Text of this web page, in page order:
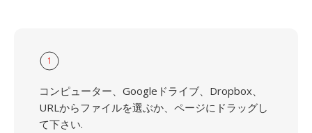
1
コンピューター、Googleドライブ、Dropbox、
URLからファイルを選ぶか、ページにドラッグし
て下さい.